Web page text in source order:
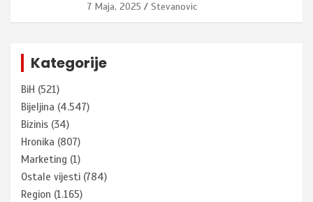
7 Maja, 2025 Stevanovic
Kategorije
BiH (521)
Bijeljina (4.547)
Bizinis (34)
Hronika (807)
Marketing (1)
Ostale vijesti (784)
Region (1.165)